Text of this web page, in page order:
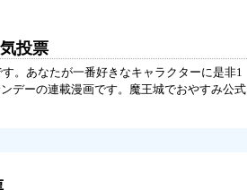
投票
。あなたが一番好きなキャラクターに是非1
デーの連載漫画です。魔王城でおやすみ公式